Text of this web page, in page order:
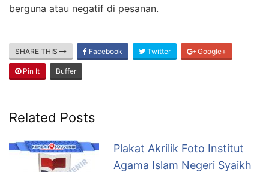
berguna atau negatif di pesanan.
SHARE THIS Facebook Twitter Google+
Pin It Buffer
Related Posts
Plakat Akrilik Foto Institut
Agama Islam Negeri Syaikh